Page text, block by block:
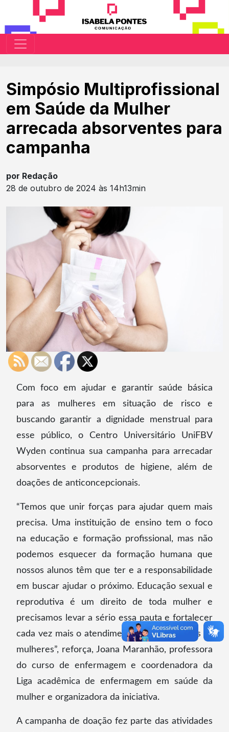
Simpósio Multiprofissional
em Saúde da Mulher
arrecada absorventes para
campanha
por Redação
28 de outubro de 2024 às 14h13min
Com foco em ajudar e garantir saúde básica
para as mulheres em situação de risco e
buscando garantir a dignidade menstrual para
esse público, o Centro Universitário UniFBV
Wyden continua sua campanha para arrecadar
absorventes e produtos de higiene, além de
doações de anticoncepcionais.
“Temos que unir forças para ajudar quem mais
precisa. Uma instituição de ensino tem o foco
na educação e formação profissional, mas não
podemos esquecer da formação humana que
nossos alunos têm que ter e a responsabilidade
em buscar ajudar o próximo. Educação sexual e
reprodutiva é um direito de toda mulher e
precisamos levar a sério essa pauta e fortalecer
cada vez mais o atendimento integral a todas as
mulheres”, reforça, Joana Maranhão, professora
do curso de enfermagem e coordenadora da
Liga acadêmica de enfermagem em saúde da
mulher e organizadora da iniciativa.
A campanha de doação fez parte das atividades